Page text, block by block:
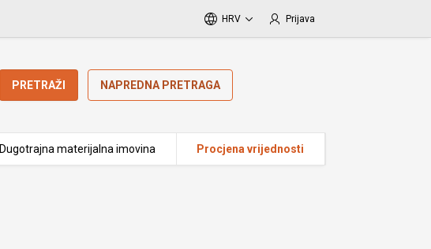
HRV Prijava
PRETRAŽI NAPREDNA PRETRAGA
Dugotrajna materijalna imovina Procjena vrijednosti